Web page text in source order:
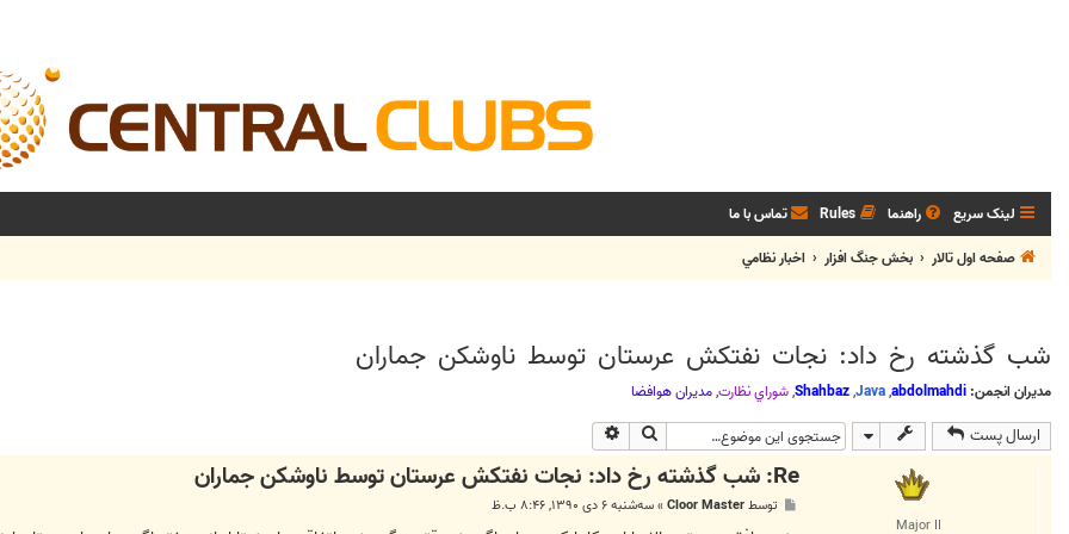
لینک سریع راهنما Rules تماس با ما
صفحه اول تالار
بخش جنگ افزار اخبار نظامي
شب گذشته رخ داد: نجات نفتکش عرستان توسط ناوشکن جماران
مدیران انجمن: abdolmahdi
,
Java
,
Shahbaz
,شوراي نظارت,مديران هوافضا
ارسال پست جستجو
Major II
Re: شب گذشته رخ داد: نجات نفتکش عرستان توسط ناوشکن جماران
توسطCloor Master
»سه‌شنبه ۶ دی ۱۳۹۰, ۸:۴۶ ب.ظ